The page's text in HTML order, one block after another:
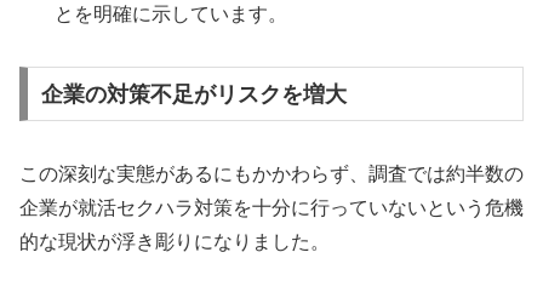
とを明確に示しています。
企業の対策不足がリスクを増大
この深刻な実態があるにもかかわらず、調査では約半数の
企業が就活セクハラ対策を十分に行っていないという危機
的な現状が浮き彫りになりました。